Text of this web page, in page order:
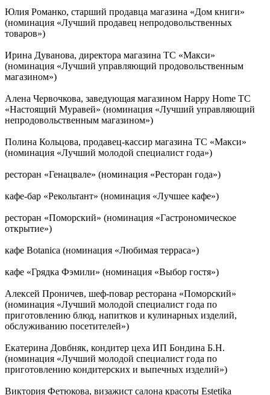
Юлия Романко, старший продавца магазина «Дом книги»
(номинация «Лучший продавец непродовольственных
товаров»)
Ирина Дуванова, директора магазина ТС «Макси»
(номинация «Лучший управляющий продовольственным
магазином»)
Алена Червочкова, заведующая магазином Happy Home ТС
«Настоящий Муравей» (номинация «Лучший управляющий
непродовольственным магазином»)
Полина Кольцова, продавец-кассир магазина ТС «Макси»
(номинация «Лучший молодой специалист года»)
ресторан «Генацвале» (номинация «Ресторан года»)
кафе-бар «Рекольтант» (номинация «Лучшее кафе»)
ресторан «Поморский» (номинация «Гастрономическое
открытие»)
кафе Botanica (номинация «Любимая терраса»)
кафе «Грядка Фэмили» (номинация «Выбор гостя»)
Алексей Проничев, шеф-повар ресторана «Поморский»
(номинация «Лучший молодой специалист года по
приготовлению блюд, напитков и кулинарных изделий,
обслуживанию посетителей»)
Екатерина Довбняк, кондитер цеха ИП Бондина Б.Н.
(номинация «Лучший молодой специалист года по
приготовлению кондитерских и выпечных изделий»)
Виктория Фетюкова, визажист салона красоты Estetika